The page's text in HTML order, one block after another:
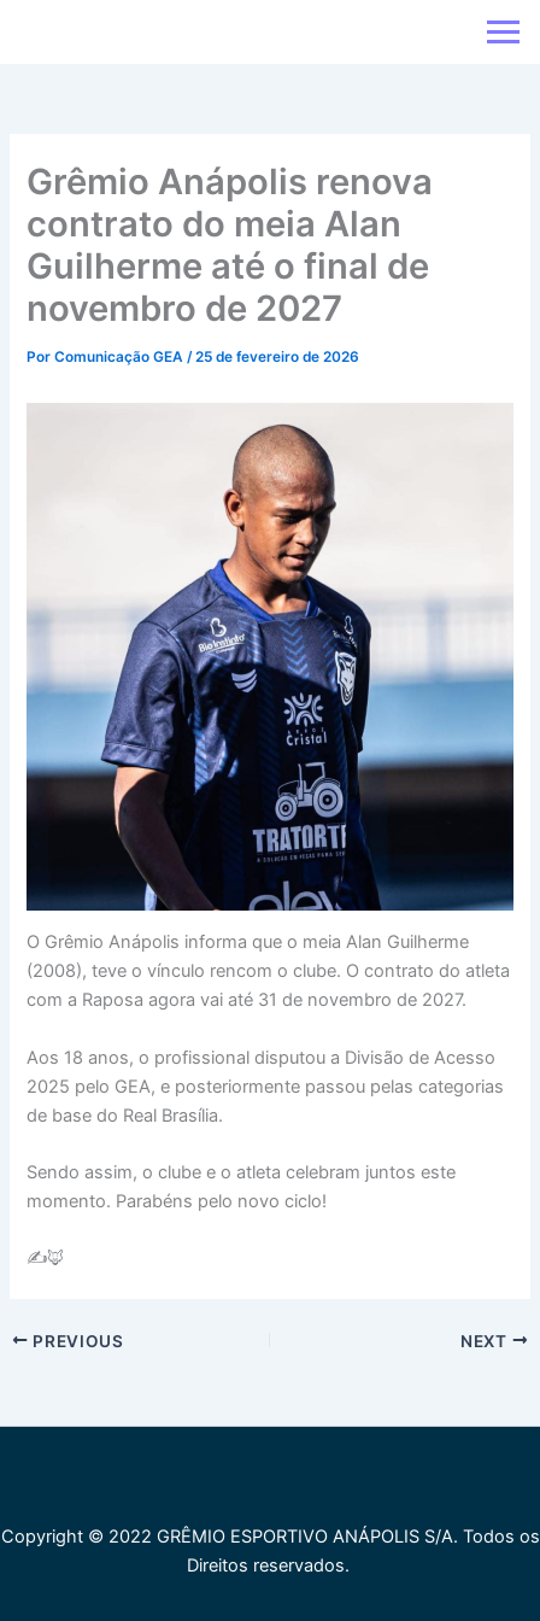
Grêmio Anápolis renova
contrato do meia Alan
Guilherme até o final de
novembro de 2027
PorComunicação GEA/25 de fevereiro de 2026
O Grêmio Anápolis informa que o meia Alan Guilherme
(2008), teve o vínculo rencom o clube. O contrato do atleta
com a Raposa agora vai até 31 de novembro de 2027.
Aos 18 anos, o profissional disputou a Divisão de Acesso
2025 pelo GEA, e posteriormente passou pelas categorias
de base do Real Brasília.
Sendo assim, o clube e o atleta celebram juntos este
momento. Parabéns pelo novo ciclo!
✍️🦊
PREVIOUS NEXT
Copyright © 2022 GRÊMIO ESPORTIVO ANÁPOLIS S/A. Todos os
Direitos reservados.